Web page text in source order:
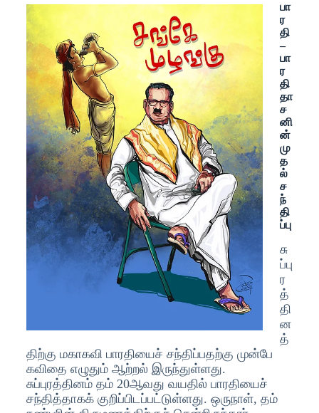
பா
ர
தி
–
பா
ர
தி
தா
ச
னி
ன்
மு
த
ல்
ச
ந்
தி
ப்பு
சு
ப்பு
ர
த்
தி
ன
த்
திற்கு மகாகவி பாரதியைச் சந்திப்பதற்கு முன்பே
கவிதை எழுதும் ஆற்றல் இருந்துள்ளது.
சுப்புரத்தினம் தம் 20ஆவது வயதில் பாரதியைச்
சந்தித்தாகக் குறிப்பிடப்பட்டுள்ளது. ஒருநாள், தம்